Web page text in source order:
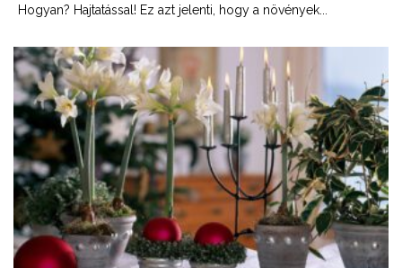
Hogyan? Hajtatással! Ez azt jelenti, hogy a növények...